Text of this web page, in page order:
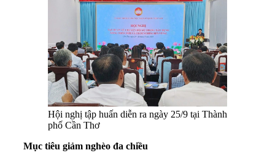
Hội nghị tập huấn diễn ra ngày 25/9 tại Thành
phố Cần Thơ
Mục tiêu giảm nghèo đa chiều